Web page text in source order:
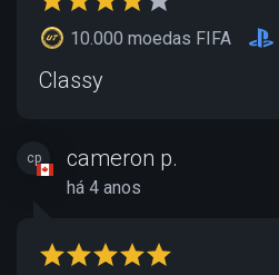
10.000 moedas FIFA
Classy
cp cameron p.
há 4 anos